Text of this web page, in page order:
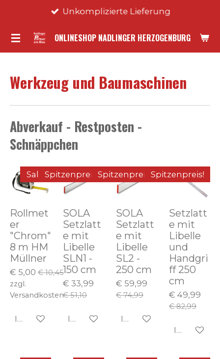
springen
ONLINESHOP NADLINGER HERZOGENBURG
Unkomplizierte Lieferung
Werkzeug und Baumaschinen
Abverkauf - Restposten -
Schnäppchen
Sale!
Rollmet
er
"Chrom"
8 m HM
Müllner
€ 5,00 € 10,45
zzgl.
Versandkosten
In den Warenkorb
Spitzenpreis!
SOLA
Setzlatt
e mit
Libelle
SLN1 -
150 cm
€ 33,99
€ 51,10
In den Warenkorb
Spitzenpreis!
SOLA
Setzlatt
e mit
Libelle
SL2 -
250 cm
€ 59,99
€ 74,99
In den Warenkorb
Spitzenpreis!
Setzlatt
e mit
Libelle
und
Handgri
ff 250
cm
€ 49,99
€ 82,99
In den